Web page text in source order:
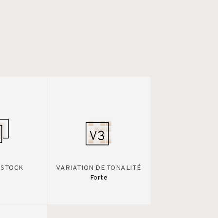
VARIATION DE TONALITÉ
Forte